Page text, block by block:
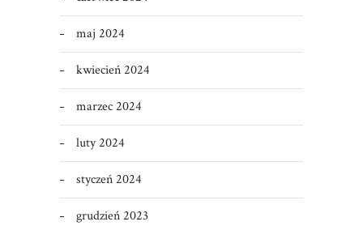
maj 2024
kwiecień 2024
marzec 2024
luty 2024
styczeń 2024
grudzień 2023